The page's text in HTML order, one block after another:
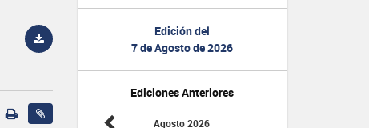
Edición del
7 de Agosto de 2026
Ediciones Anteriores
Agosto 2026